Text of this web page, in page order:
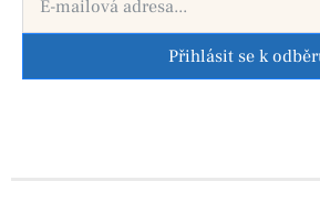
Přihlásit se k